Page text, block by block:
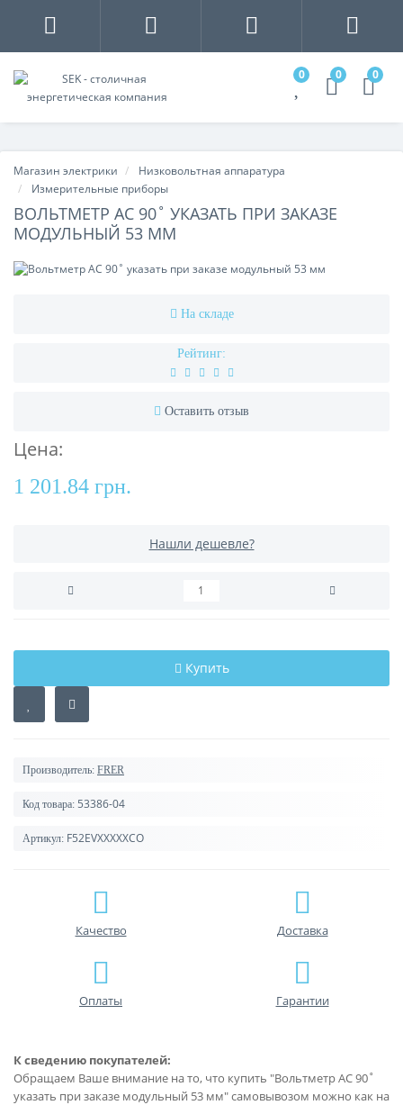
0 0 0
Магазин электрики
Низковольтная аппаратура
Измерительные приборы
ВОЛЬТМЕТР AC 90˚ УКАЗАТЬ ПРИ ЗАКАЗЕ
МОДУЛЬНЫЙ 53 ММ
На складе
Рейтинг:
Оставить отзыв
Цена:
1 201.84 грн.
Нашли дешевле?
Купить
Производитель: FRER
Код товара: 53386-04
Артикул: F52EVXXXXXCO
Качество Доставка
Оплаты Гарантии
К сведению покупателей:
Обращаем Ваше внимание на то, что купить "Вольтметр AC 90˚
указать при заказе модульный 53 мм" самовывозом можно как на